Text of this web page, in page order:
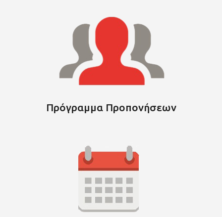
Πρόγραμμα Προπονήσεων